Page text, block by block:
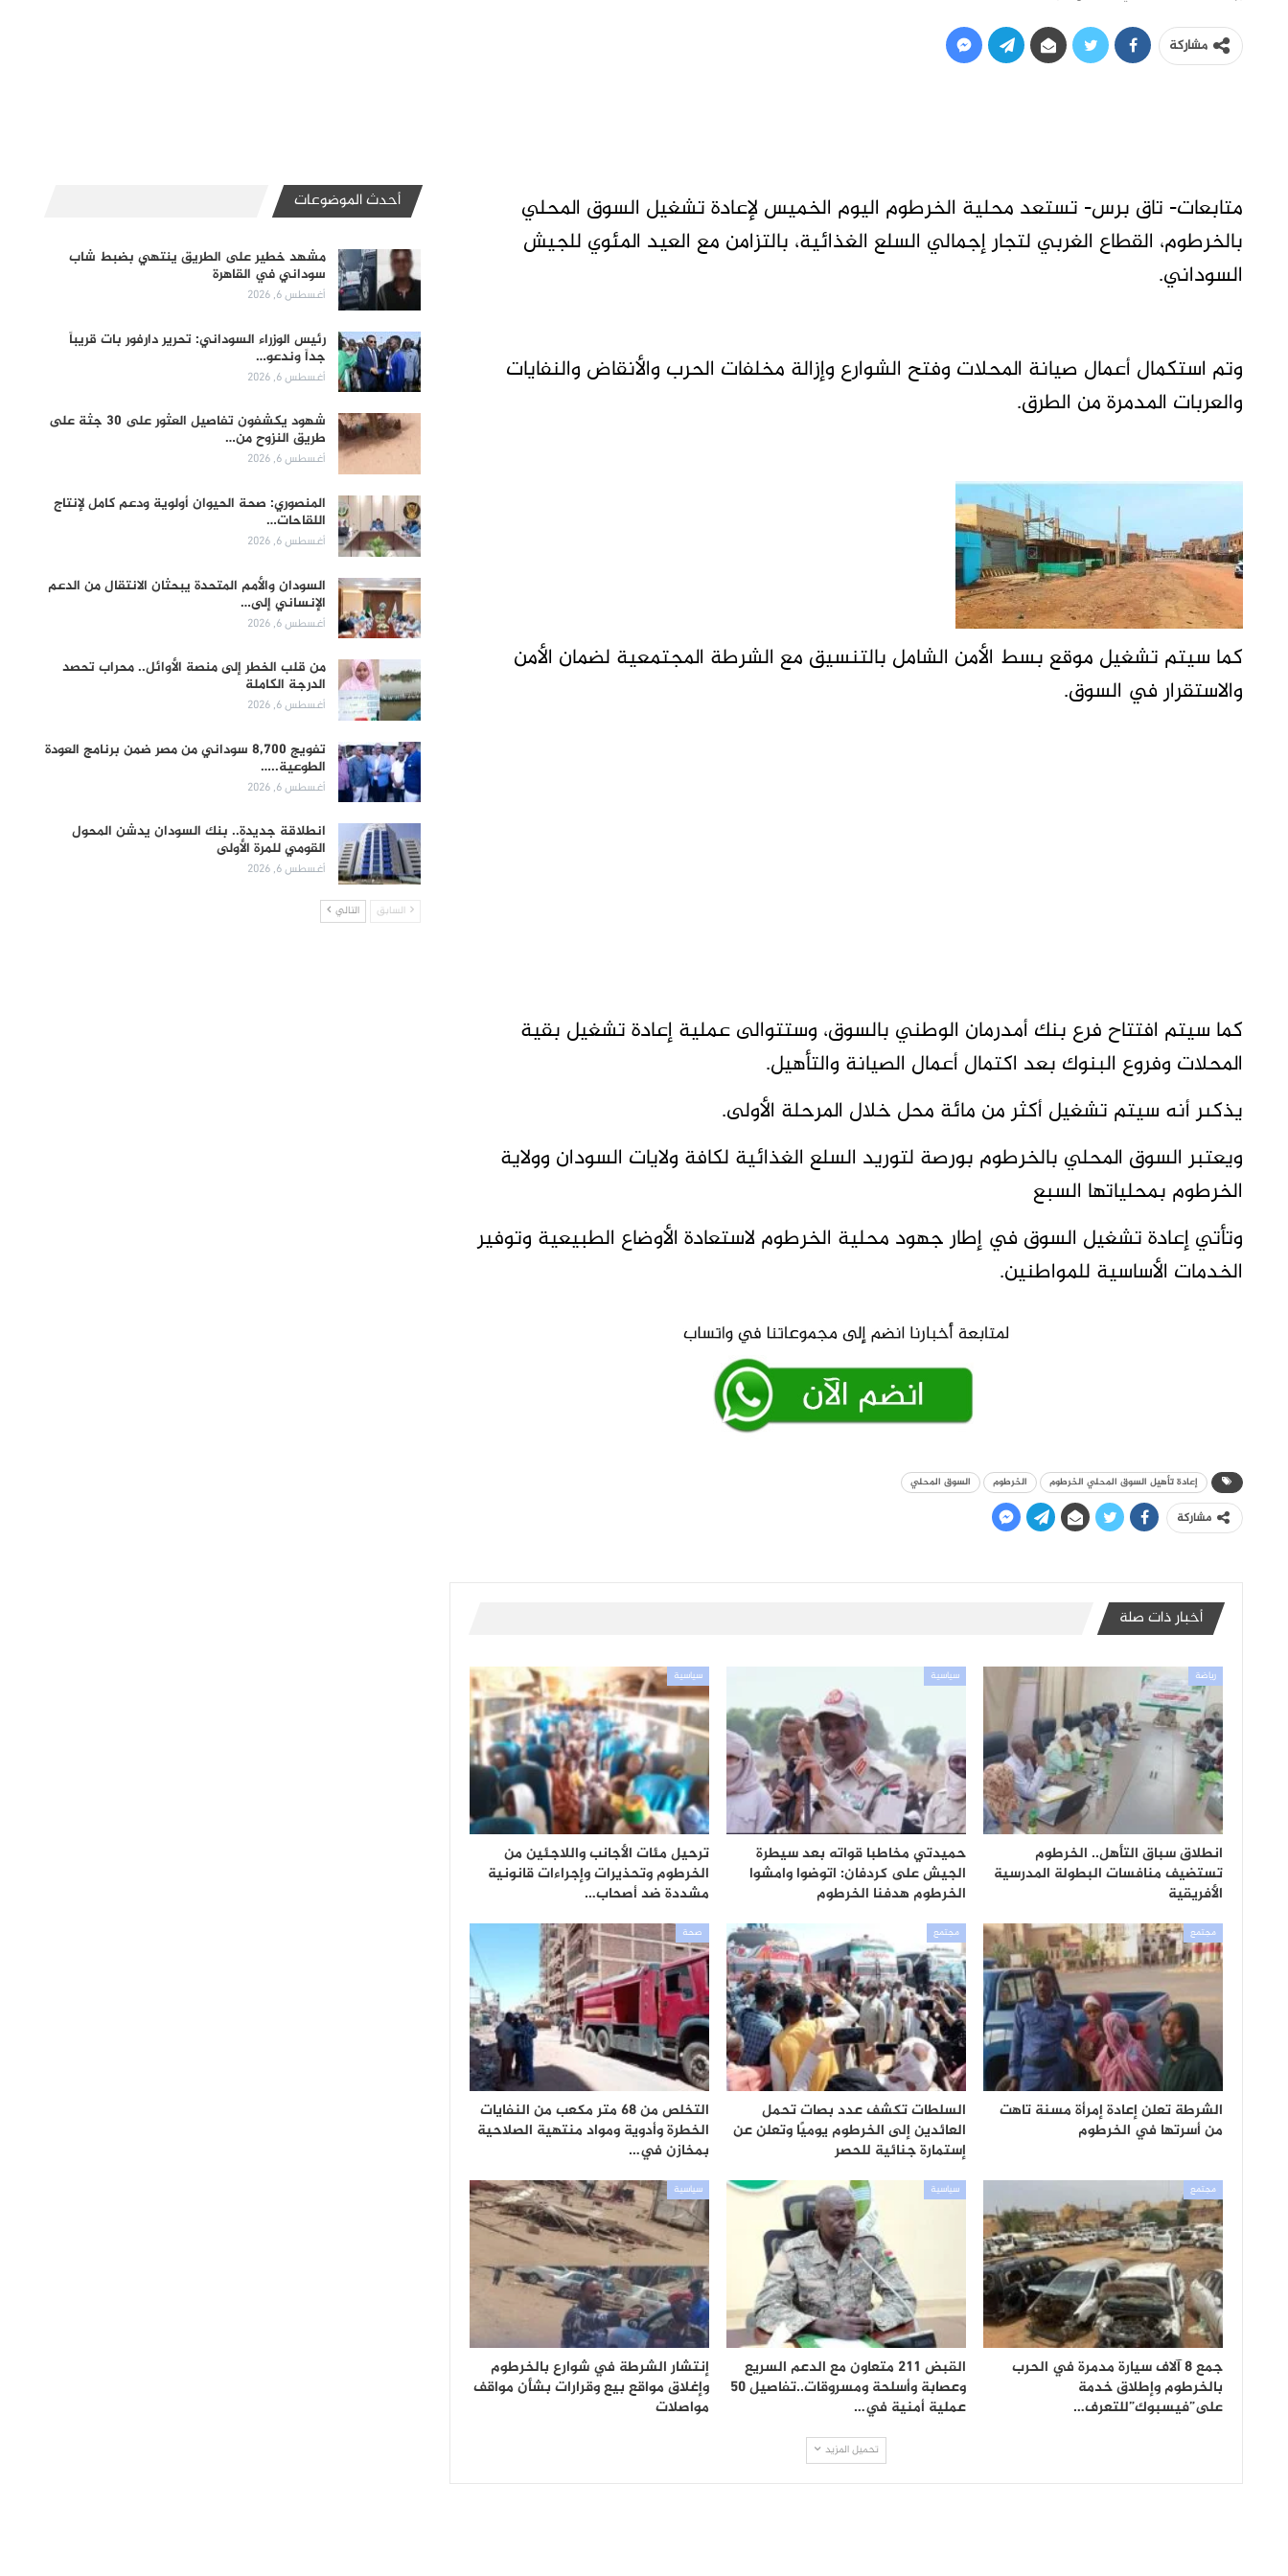
مشاركة
متابعات- تاق برس- تستعد محلية الخرطوم اليوم الخميس لإعادة تشغيل السوق المحلي
بالخرطوم، القطاع الغربي لتجار إجمالي السلع الغذائية، بالتزامن مع العيد المئوي للجيش
السوداني.
وتم استكمال أعمال صيانة المحلات وفتح الشوارع وإزالة مخلفات الحرب والأنقاض والنفايات
والعربات المدمرة من الطرق.
كما سيتم تشغيل موقع بسط الأمن الشامل بالتنسيق مع الشرطة المجتمعية لضمان الأمن
والاستقرار في السوق.
كما سيتم افتتاح فرع بنك أمدرمان الوطني بالسوق، وستتوالى عملية إعادة تشغيل بقية
المحلات وفروع البنوك بعد اكتمال أعمال الصيانة والتأهيل.
يذكىر أنه سيتم تشغيل أكثر من مائة محل خلال المرحلة الأولى.
ويعتبر السوق المحلي بالخرطوم بورصة لتوريد السلع الغذائية لكافة ولايات السودان وولاية
الخرطوم بمحلياتها السبع
وتأتي إعادة تشغيل السوق في إطار جهود محلية الخرطوم لاستعادة الأوضاع الطبيعية وتوفير
الخدمات الأساسية للمواطنين.
إعادة تأهيل السوق المحلي الخرطوم الخرطوم السوق المحلي
مشاركة
أخبار ذات صلة
رياضة
انطلاق سباق التأهل.. الخرطوم
تستضيف منافسات البطولة المدرسية
الأفريقية
سياسية
حميدتي مخاطبا قواته بعد سيطرة
الجيش على كردفان: اتوضوا وامشوا
الخرطوم هدفنا الخرطوم
سياسية
ترحيل مئات الأجانب واللاجئين من
الخرطوم وتحذيرات وإجراءات قانونية
مشددة ضد أصحاب…
مجتمع
الشرطة تعلن إعادة إمرأة مسنة تاهت
من أسرتها في الخرطوم
مجتمع
السلطات تكشف عدد بصات تحمل
العائدين إلى الخرطوم يوميًا وتعلن عن
إستمارة جنائية للحصر
صحة
التخلص من 68 متر مكعب من النفايات
الخطرة وأدوية ومواد منتهية الصلاحية
بمخازن في…
مجتمع
جمع 8 آلاف سيارة مدمرة في الحرب
بالخرطوم وإطلاق خدمة
على”فيسبوك”للتعرف…
سياسية
القبض 211 متعاون مع الدعم السريع
وعصابة وأسلحة ومسروقات..تفاصيل 50
عملية أمنية في…
سياسية
إنتشار الشرطة في شوارع بالخرطوم
وإغلاق مواقع بيع وقرارات بشأن مواقف
مواصلات
تحميل المزيد
أحدث الموضوعات
مشهد خطير على الطريق ينتهي بضبط شاب
سوداني في القاهرة
أغسطس 6, 2026
رئيس الوزراء السوداني: تحرير دارفور بات قريباً
جداً وندعو…
أغسطس 6, 2026
شهود يكشفون تفاصيل العثور على 30 جثة على
طريق النزوح من…
أغسطس 6, 2026
المنصوري: صحة الحيوان أولوية ودعم كامل لإنتاج
اللقاحات…
أغسطس 6, 2026
السودان والأمم المتحدة يبحثان الانتقال من الدعم
الإنساني إلى…
أغسطس 6, 2026
من قلب الخطر إلى منصة الأوائل.. محراب تحصد
الدرجة الكاملة
أغسطس 6, 2026
تفويج 8,700 سوداني من مصر ضمن برنامج العودة
الطوعية..…
أغسطس 6, 2026
انطلاقة جديدة.. بنك السودان يدشن المحول
القومي للمرة الأولى
أغسطس 6, 2026
السابق التالي